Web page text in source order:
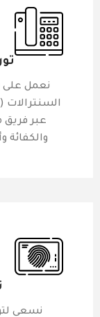
نعمل على
السنترالات
عبرفريق
والكفائة
نسعى